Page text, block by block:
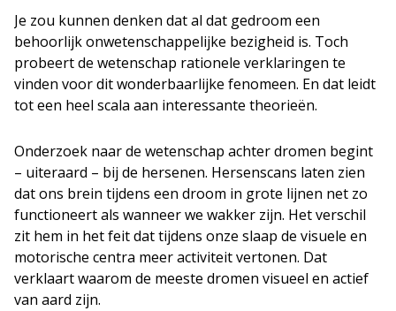
Je zou kunnen denken dat al dat gedroom een
behoorlijk onwetenschappelijke bezigheid is. Toch
probeert de wetenschap rationele verklaringen te
vinden voor dit wonderbaarlijke fenomeen. En dat leidt
tot een heel scala aan interessante theorieën.
Onderzoek naar de wetenschap achter dromen begint
– uiteraard – bij de hersenen. Hersenscans laten zien
dat ons brein tijdens een droom in grote lijnen net zo
functioneert als wanneer we wakker zijn. Het verschil
zit hem in het feit dat tijdens onze slaap de visuele en
motorische centra meer activiteit vertonen. Dat
verklaart waarom de meeste dromen visueel en actief
van aard zijn.